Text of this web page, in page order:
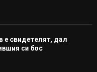
е свидетелят, дал
си бос